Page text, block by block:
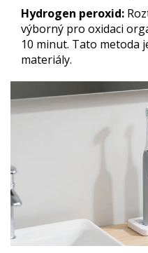
Hydrogen peroxid:
výborný pro oxidaci
10 minut. Tato metoda
materiály.